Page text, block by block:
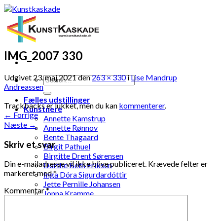
Skip
content
Fælles udstillinger
Kunstnere
Annette Kamstrup
Annette Rønnov
Bente Thagaard
Birgit Pathuel
Birgitte Drent Sørensen
Dorthe Beth Eriksen
Inga Dóra Sigurdardóttir
Jette Pernille Johansen
Jonna Kramme
IMG_2007 330
Udgivet 23. maj 2021den263 × 330iLise Mandrup
Andreassen
Trackbacks er lukket, men du kan kommenterer.
← Forrige
Næste →
Skriv et svar
Din e-mailadresse vil ikke blive publiceret. Krævede felter er
markeret med*
Kommentar*